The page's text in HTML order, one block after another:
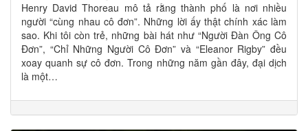
Henry David Thoreau mô tả rằng thành phố là nơi nhiều
người “cùng nhau cô đơn”. Những lời ấy thật chính xác làm
sao. Khi tôi còn trẻ, những bài hát như “Người Đàn Ông Cô
Đơn”, “Chỉ Những Người Cô Đơn” và “Eleanor Rigby” đều
xoay quanh sự cô đơn. Trong những năm gần đây, đại dịch
là một…